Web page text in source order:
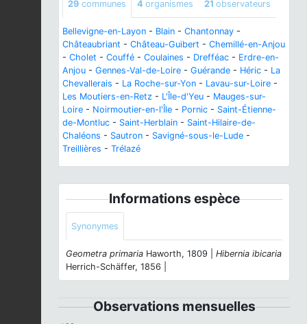
29 communes 4 organismes 21 observateurs
Bellevigne-en-Layon - Blain - Chantonnay -
Châteaubriant - Château-Guibert - Chemillé-en-Anjou
- Cholet - Couffé - Coulaines - Drefféac - Erdre-en-
Anjou - Gennes-Val-de-Loire - Guérande - Héric - La
Chevallerais - La Roche-sur-Yon - Lavau-sur-Loire -
Les Moutiers-en-Retz - L'Île-d'Yeu - Mauges-sur-
Loire - Noirmoutier-en-l'Île - Pornic - Saint-Étienne-
de-Montluc - Saint-Herblain - Saint-Hilaire-de-
Chaléons - Sautron - Savigné-sous-le-Lude -
Treillières - Trélazé
Informations espèce
Synonymes
Geometra primaria Haworth, 1809 | Hibernia ibicaria
Herrich-Schäffer, 1856 |
Observations mensuelles